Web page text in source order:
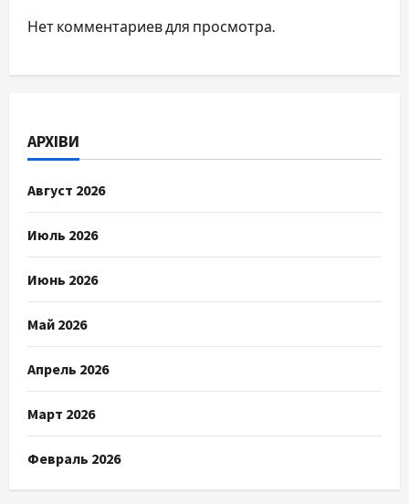
Нет комментариев для просмотра.
АРХІВИ
Август 2026
Июль 2026
Июнь 2026
Май 2026
Апрель 2026
Март 2026
Февраль 2026